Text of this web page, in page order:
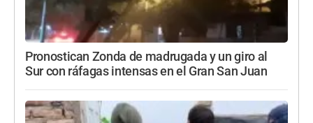
Pronostican Zonda de madrugada y un giro al
Sur con ráfagas intensas en el Gran San Juan